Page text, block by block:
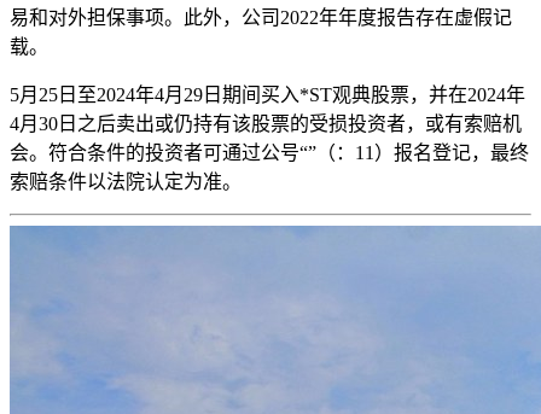
易和对外担保事项。此外，公司2022年年度报告存在虚假记
载。
5月25日至2024年4月29日期间买入*ST观典股票，并在2024年
4月30日之后卖出或仍持有该股票的受损投资者，或有索赔机
会。符合条件的投资者可通过公号“”（：11）报名登记，最终
索赔条件以法院认定为准。